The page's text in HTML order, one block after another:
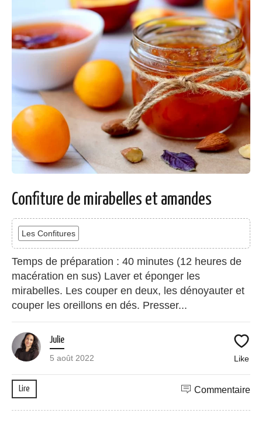
Confiture de mirabelles et amandes
Les Confitures
Temps de préparation : 40 minutes (12 heures de
macération en sus) Laver et éponger les
mirabelles. Les couper en deux, les dénoyauter et
couper les oreillons en dés. Presser...
Julie
5 août 2022 Like
Lire Commentaire